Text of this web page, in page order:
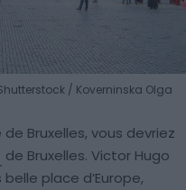
/ Koverninska Olga
Bruxelles, vous devriez
de Bruxelles. Victor Hugo
place d’Europe,